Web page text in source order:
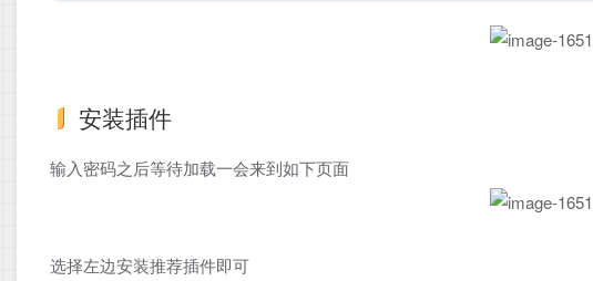
安装插件
输入密码之后等待加载一会来到如下页面
选择左边安装推荐插件即可